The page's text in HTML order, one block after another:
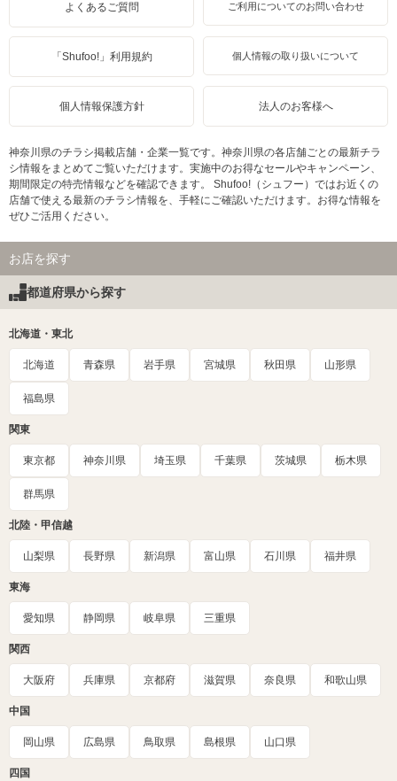
よくあるご質問 ご利用についてのお問い合わせ
「Shufoo!」利用規約 個人情報の取り扱いについて
個人情報保護方針 法人のお客様へ
神奈川県のチラシ掲載店舗・企業一覧です。神奈川県の各店舗ごとの最新チラ
シ情報をまとめてご覧いただけます。実施中のお得なセールやキャンペーン、
期間限定の特売情報などを確認できます。 Shufoo!（シュフー）ではお近くの
店舗で使える最新のチラシ情報を、手軽にご確認いただけます。お得な情報を
ぜひご活用ください。
お店を探す
都道府県から探す
北海道・東北
北海道 青森県 岩手県 宮城県 秋田県 山形県
福島県
関東
東京都 神奈川県 埼玉県 千葉県 茨城県 栃木県
群馬県
北陸・甲信越
山梨県 長野県 新潟県 富山県 石川県 福井県
東海
愛知県 静岡県 岐阜県 三重県
関西
大阪府 兵庫県 京都府 滋賀県 奈良県 和歌山県
中国
岡山県 広島県 鳥取県 島根県 山口県
四国